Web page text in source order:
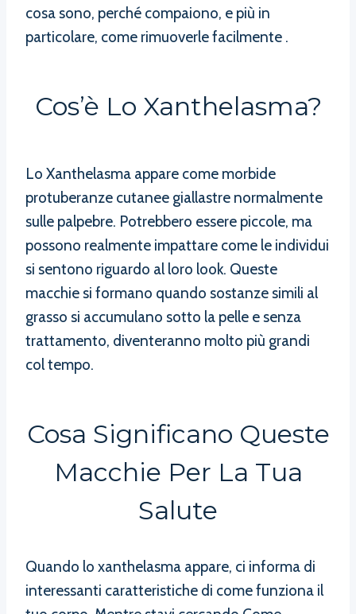
cosa sono, perché compaiono, e più in
particolare, come rimuoverle facilmente .
Cos’è Lo Xanthelasma?
Lo Xanthelasma appare come morbide
protuberanze cutanee giallastre normalmente
sulle palpebre. Potrebbero essere piccole, ma
possono realmente impattare come le individui
si sentono riguardo al loro look. Queste
macchie si formano quando sostanze simili al
grasso si accumulano sotto la pelle e senza
trattamento, diventeranno molto più grandi
col tempo.
Cosa Significano Queste
Macchie Per La Tua
Salute
Quando lo xanthelasma appare, ci informa di
interessanti caratteristiche di come funziona il